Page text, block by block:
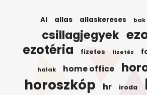
AI allas allaskereses bak
csillagjegyek
ezotéria fizetes fizetés
halak home office
horoszkóp hr iroda